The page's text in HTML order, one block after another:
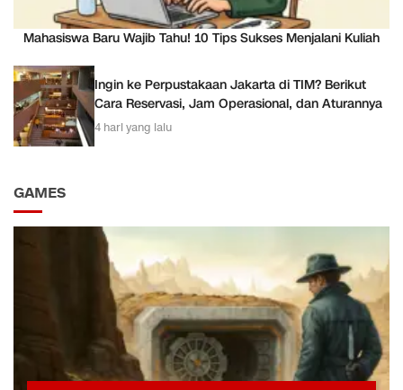
Mahasiswa Baru Wajib Tahu! 10 Tips Sukses Menjalani Kuliah
Ingin ke Perpustakaan Jakarta di TIM? Berikut
Cara Reservasi, Jam Operasional, dan Aturannya
4 hari yang lalu
GAMES